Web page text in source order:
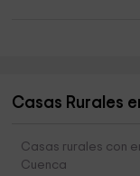
Casas Rurales
Casas rurales con
Cuenca